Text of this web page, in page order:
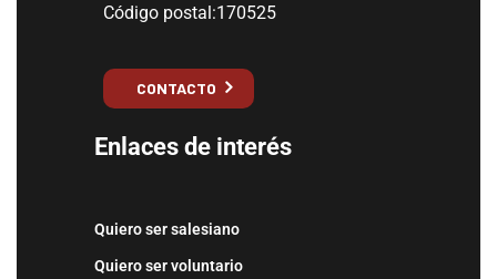
Código postal:170525
CONTACTO
Enlaces de interés
Quiero ser salesiano
Quiero ser voluntario